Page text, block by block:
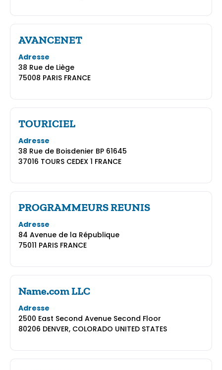
AVANCENET
Adresse
38 Rue de Liège
75008 PARIS FRANCE
TOURICIEL
Adresse
38 Rue de Boisdenier BP 61645
37016 TOURS CEDEX 1 FRANCE
PROGRAMMEURS REUNIS
Adresse
84 Avenue de la République
75011 PARIS FRANCE
Name.com LLC
Adresse
2500 East Second Avenue Second Floor
80206 DENVER, COLORADO UNITED STATES